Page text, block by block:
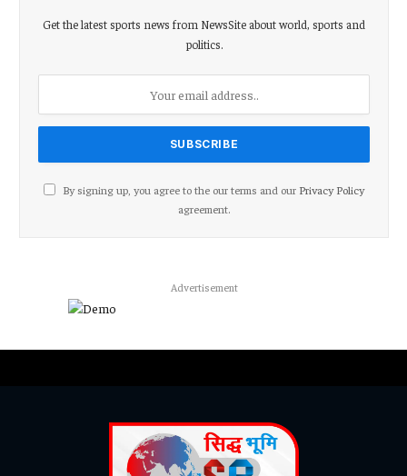
Get the latest sports news from NewsSite about world, sports and
politics.
By signing up, you agree to the our terms and our Privacy Policy
agreement.
Advertisement